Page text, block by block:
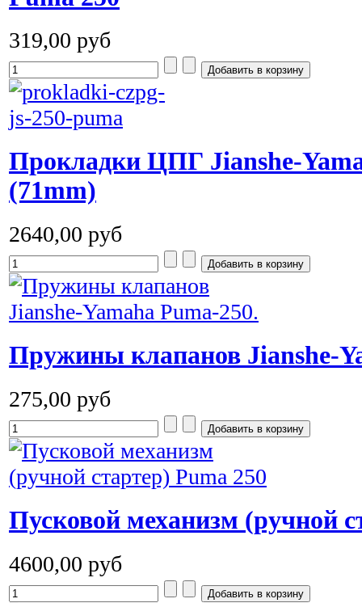
319,00 руб
Прокладки ЦПГ Jianshe-
(71mm)
2640,00 руб
Пружины клапанов Jianshe-
275,00 руб
Пусковой механизм (ручной
4600,00 руб